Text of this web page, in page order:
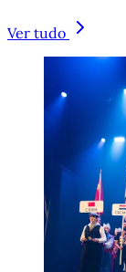
Ver tudo